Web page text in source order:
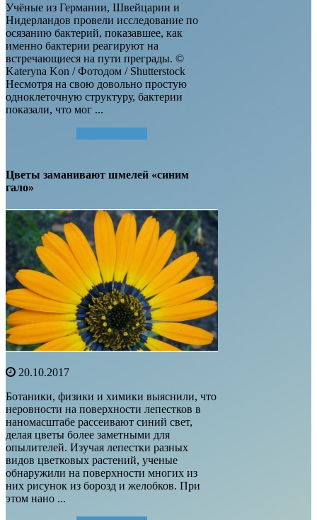
Учёные из Германии, Швейцарии и
Нидерландов провели исследование по
осязанию бактерий, показавшее, как
именно бактерии реагируют на
встречающиеся на пути преграды. ©
Kateryna Kon / Фотодом / Shutterstock
Несмотря на свою довольно простую
одноклеточную структуру, бактерии
показали, что мог ...
Цветы заманивают шмелей «синим
гало»
20.10.2017
Ботаники, физики и химики выяснили, что
неровности на поверхности лепестков в
наномасштабе рассеивают синий свет,
делая цветы более заметными для
опылителей. Изучая лепестки разных
видов цветковых растений, ученые
обнаружили на поверхности многих из
них рисунок из борозд и желобков. При
этом нано ...